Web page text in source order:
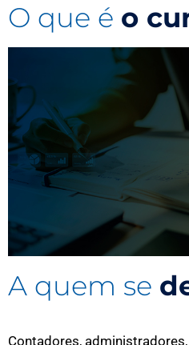
O que é o
A quem se
Contadores,